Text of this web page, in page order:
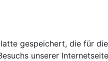
gespeichert, die für
unserer